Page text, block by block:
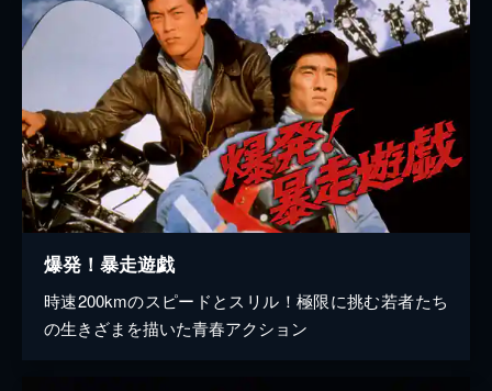
爆発！暴走遊戯
時速200kmのスピードとスリル！極限に挑む若者たち
の生きざまを描いた青春アクション